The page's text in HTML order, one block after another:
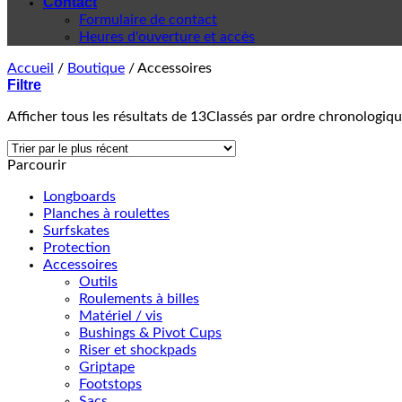
Formulaire de contact
Heures d'ouverture et accès
Accueil / Boutique /Accessoires
Filtre
Afficher tous les résultats de 13Classés par ordre
Parcourir
Longboards
Planches à roulettes
Surfskates
Protection
Accessoires
Outils
Roulements à billes
Matériel / vis
Bushings & Pivot Cups
Riser et shockpads
Griptape
Footstops